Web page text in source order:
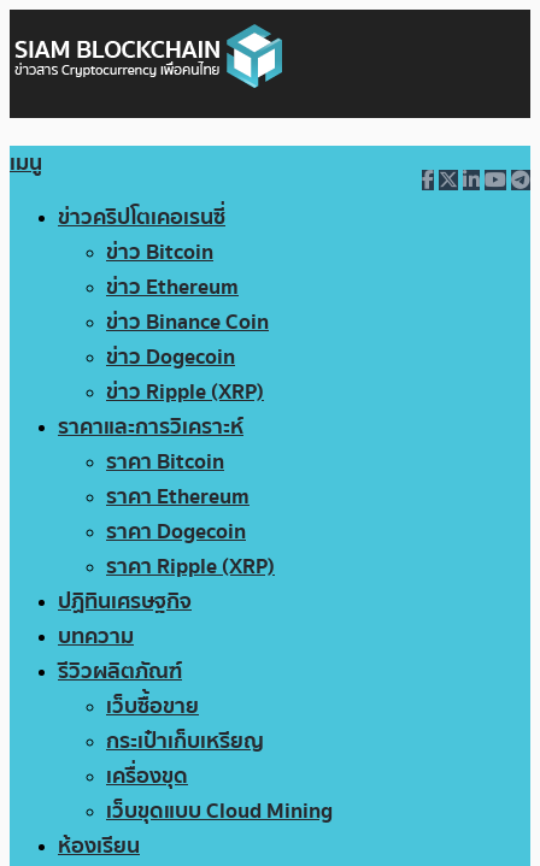
เมนู
ข่าวคริปโตเคอเรนซี่
ข่าว Bitcoin
ข่าว Ethereum
ข่าว Binance Coin
ข่าว Dogecoin
ข่าว Ripple (XRP)
ราคาและการวิเคราะห์
ราคา Bitcoin
ราคา Ethereum
ราคา Dogecoin
ราคา Ripple (XRP)
ปฏิทินเศรษฐกิจ
บทความ
รีวิวผลิตภัณฑ์
เว็บซื้อขาย
กระเป๋าเก็บเหรียญ
เครื่องขุด
เว็บขุดแบบ Cloud Mining
ห้องเรียน